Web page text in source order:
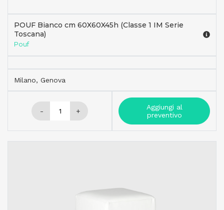
POUF Bianco cm 60X60X45h (Classe 1 IM Serie
Toscana)
Pouf
Milano, Genova
- +
Aggiungi al
preventivo